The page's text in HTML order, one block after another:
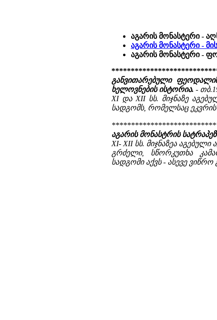
აგარის მონასტერი -
აგარის მონასტერი -
აგარის მონასტერი -
განვითარებული
ხელოვნების ისტორია. -
XI და XII სს. მიჯნაზე
სადგომს, რომელსაც
აგარის მონასტრის
XI- XII სს. მიჯნაზეა
გრძელი, სწორკუთხა
სადგომი აქვს - ასევე